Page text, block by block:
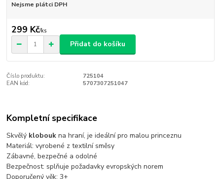
Nejsme plátci DPH
299 Kč/ks
Přidat do košíku
Číslo produktu:
725104
EAN kód:
5707307251047
Kompletní specifikace
Skvělý klobouk na hraní, je ideální pro malou princeznu
Materiál: vyrobené z textilní směsy
Zábavné, bezpečné a odolné
Bezpečnost: splňuje požadavky evropských norem
Doporučený věk: 3+